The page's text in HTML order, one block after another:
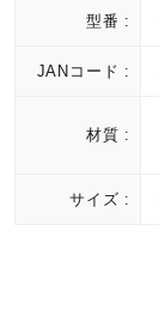
型番 :
JANコード :
材質 :
サイズ :